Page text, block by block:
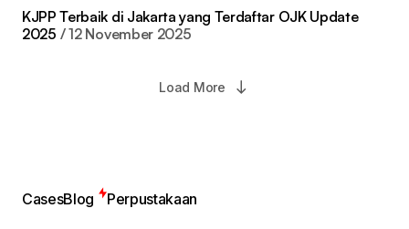
KJPP Terbaik di Jakarta yang Terdaftar OJK Update
2025
12 November 2025
Load More
CasesBlog Perpustakaan